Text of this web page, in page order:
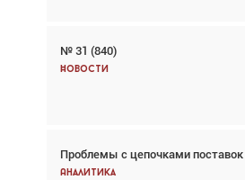
№ 31 (840)
Новости
Проблемы с цепочками
Аналитика
Авиационный фотограф Дэйв
говорит сама за себя... а ИИ всё
Впервые с 2024 года глобальный
снижается три недели подряд